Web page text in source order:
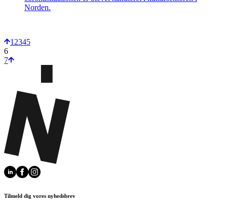
Norden.
1 2345
6
7
Tilmeld dig vores nyhedsbrev